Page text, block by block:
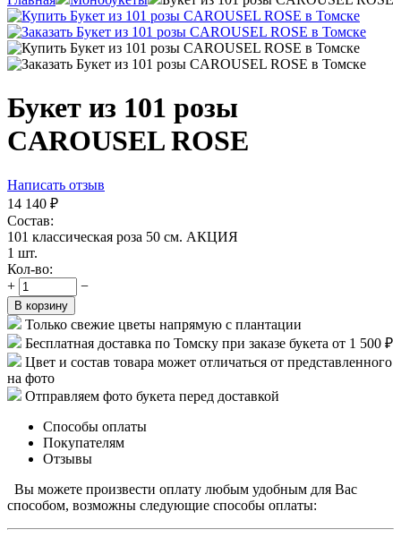
Букет из 101 розы
CAROUSEL ROSE
Написать отзыв
14 140 ₽
Состав:
101 классическая роза 50 см. АКЦИЯ
1 шт.
Кол-во:
+
−
В корзину
Только свежие цветы напрямую с плантации
Бесплатная доставка по Томску при заказе букета от 1 500 ₽
Цвет и состав товара может отличаться от представленного
на фото
Отправляем фото букета перед доставкой
Способы оплаты
Покупателям
Отзывы
Вы можете произвести оплату любым удобным для Вас
способом, возможны следующие способы оплаты: